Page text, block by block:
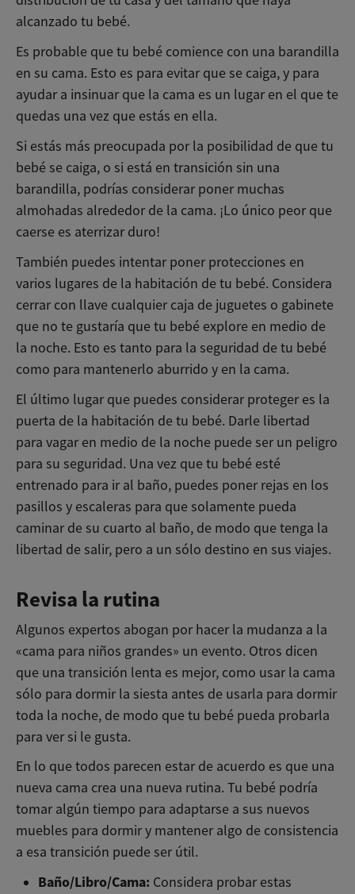
alcanzado tu bebé.
Es probable que tu bebé comience con una barandilla
en su cama. Esto es para evitar que se caiga, y para
ayudar a insinuar que la cama es un lugar en el que te
quedas una vez que estás en ella.
Si estás más preocupada por la posibilidad de que tu
bebé se caiga, o si está en transición sin una
barandilla, podrías considerar poner muchas
almohadas alrededor de la cama. ¡Lo único peor que
caerse es aterrizar duro!
También puedes intentar poner protecciones en
varios lugares de la habitación de tu bebé. Considera
cerrar con llave cualquier caja de juguetes o gabinete
que no te gustaría que tu bebé explore en medio de
la noche. Esto es tanto para la seguridad de tu bebé
como para mantenerlo aburrido y en la cama.
El último lugar que puedes considerar proteger es la
puerta de la habitación de tu bebé. Darle libertad
para vagar en medio de la noche puede ser un peligro
para su seguridad. Una vez que tu bebé esté
entrenado para ir al baño, puedes poner rejas en los
pasillos y escaleras para que solamente pueda
caminar de su cuarto al baño, de modo que tenga la
libertad de salir, pero a un sólo destino en sus viajes.
Revisa la rutina
Algunos expertos abogan por hacer la mudanza a la
«cama para niños grandes» un evento. Otros dicen
que una transición lenta es mejor, como usar la cama
sólo para dormir la siesta antes de usarla para dormir
toda la noche, de modo que tu bebé pueda probarla
para ver si le gusta.
En lo que todos parecen estar de acuerdo es que una
nueva cama crea una nueva rutina. Tu bebé podría
tomar algún tiempo para adaptarse a sus nuevos
muebles para dormir y mantener algo de consistencia
a esa transición puede ser útil.
Baño/Libro/Cama: Considera probar estas